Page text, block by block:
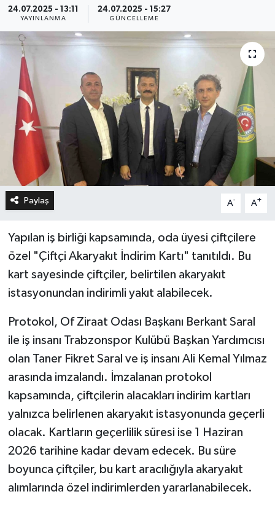
24.07.2025 - 13:11
YAYINLANMA
24.07.2025 - 15:27
GÜNCELLEME
Paylaş A- A+
Yapılan iş birliği kapsamında, oda üyesi çiftçilere
özel "Çiftçi Akaryakıt İndirim Kartı" tanıtıldı. Bu
kart sayesinde çiftçiler, belirtilen akaryakıt
istasyonundan indirimli yakıt alabilecek.
Protokol, Of Ziraat Odası Başkanı Berkant Saral
ile iş insanı Trabzonspor Kulübü Başkan Yardımcısı
olan Taner Fikret Saral ve iş insanı Ali Kemal Yılmaz
arasında imzalandı. İmzalanan protokol
kapsamında, çiftçilerin alacakları indirim kartları
yalnızca belirlenen akaryakıt istasyonunda geçerli
olacak. Kartların geçerlilik süresi ise 1 Haziran
2026 tarihine kadar devam edecek. Bu süre
boyunca çiftçiler, bu kart aracılığıyla akaryakıt
alımlarında özel indirimlerden yararlanabilecek.
Haber Arşivi